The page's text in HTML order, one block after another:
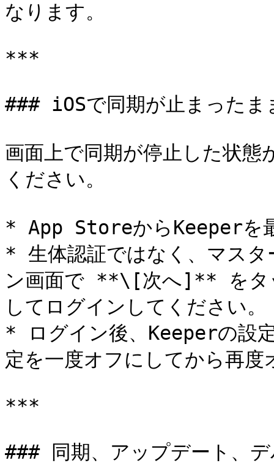
なります。
***
### iOSで同期が止まったま
画面上で同期が停止した状態
ください。
* App StoreからKeeperを
* 生体認証ではなく、マスタ
ン画面で **\[次へ]** をタ
してログインしてください。
* ログイン後、Keeperの設
定を一度オフにしてから再度
***
### 同期、アップデート、